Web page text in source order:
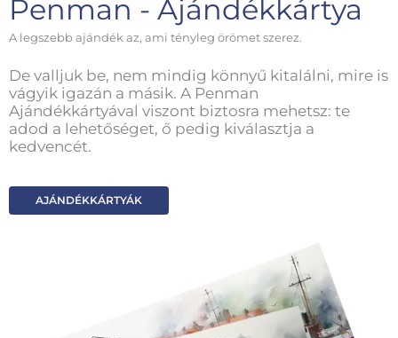
Penman - Ajándékkártya
A legszebb ajándék az, ami tényleg örömet szerez.
De valljuk be, nem mindig könnyű kitalálni, mire is
vágyik igazán a másik. A Penman
Ajándékkártyával viszont biztosra mehetsz: te
adod a lehetőséget, ő pedig kiválasztja a
kedvencét.
AJÁNDÉKKÁRTYÁK